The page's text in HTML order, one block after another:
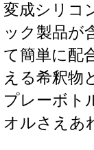
変成シリコ
ック製品が
て簡単に配
える希釈物
プレーボト
オルさえあ